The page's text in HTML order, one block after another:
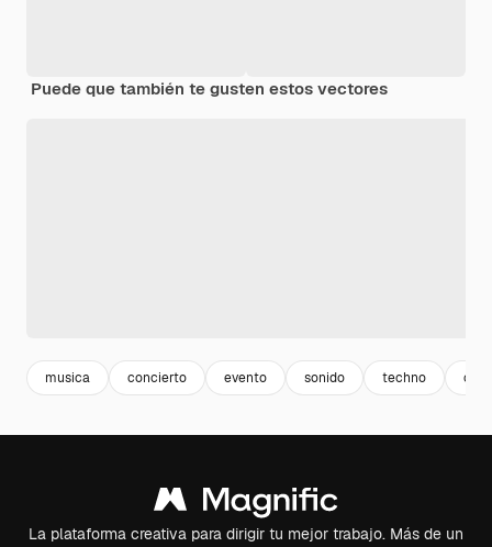
Puede que también te gusten estos vectores
musica concierto evento sonido techno
La plataforma creativa para dirigir tu mejor trabajo. Más de un